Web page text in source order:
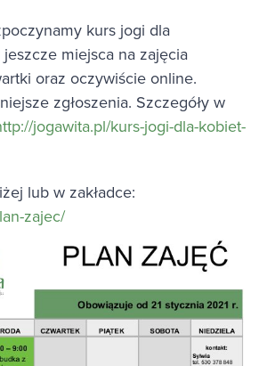
kurs jogi dla
miejsca na zajęcia
oraz oczywiście online.
zgłoszenia. Szczegóły w
jogawita.pl/kurs-jogi-dla-kobiet-
lub w zakładce:
zajec/